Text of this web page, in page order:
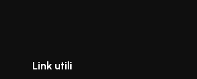
Link utili